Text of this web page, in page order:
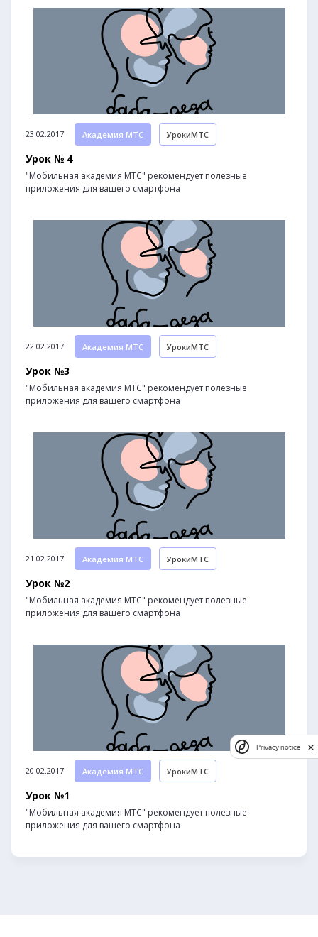
23.02.2017 Академия МТС УрокиМТС
Урок № 4
"Мобильная академия МТС" рекомендует полезные
приложения для вашего смартфона
22.02.2017 Академия МТС УрокиМТС
Урок №3
"Мобильная академия МТС" рекомендует полезные
приложения для вашего смартфона
21.02.2017 Академия МТС УрокиМТС
Урок №2
"Мобильная академия МТС" рекомендует полезные
приложения для вашего смартфона
20.02.2017 Академия МТС УрокиМТС
Урок №1
"Мобильная академия МТС" рекомендует полезные
приложения для вашего смартфона
Privacy notice